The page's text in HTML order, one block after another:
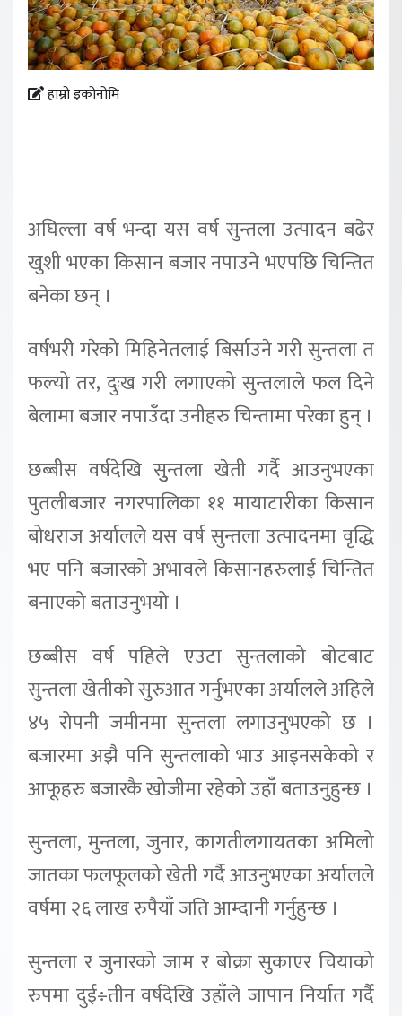
हाम्रो इकोनोमि
अघिल्ला वर्ष भन्दा यस वर्ष सुन्तला उत्पादन बढेर
खुशी भएका किसान बजार नपाउने भएपछि चिन्तित
बनेका छन् ।
वर्षभरी गरेको मिहिनेतलाई बिर्साउने गरी सुन्तला त
फल्यो तर, दुःख गरी लगाएको सुन्तलाले फल दिने
बेलामा बजार नपाउँदा उनीहरु चिन्तामा परेका हुन् ।
छब्बीस वर्षदेखि सुुन्तला खेती गर्दै आउनुभएका
पुतलीबजार नगरपालिका ११ मायाटारीका किसान
बोधराज अर्यालले यस वर्ष सुन्तला उत्पादनमा वृद्धि
भए पनि बजारको अभावले किसानहरुलाई चिन्तित
बनाएको बताउनुभयो ।
छब्बीस वर्ष पहिले एउटा सुन्तलाको बोटबाट
सुन्तला खेतीको सुरुआत गर्नुभएका अर्यालले अहिले
४५ रोपनी जमीनमा सुन्तला लगाउनुभएको छ ।
बजारमा अझै पनि सुन्तलाको भाउ आइनसकेको र
आफूहरु बजारकै खोजीमा रहेको उहाँ बताउनुहुन्छ ।
सुन्तला, मुन्तला, जुनार, कागतीलगायतका अमिलो
जातका फलफूलको खेती गर्दै आउनुभएका अर्यालले
वर्षमा २६ लाख रुपैयाँ जति आम्दानी गर्नुहुन्छ ।
सुन्तला र जुनारको जाम र बोक्रा सुकाएर चियाको
रुपमा दुई÷तीन वर्षदेखि उहाँले जापान निर्यात गर्दै